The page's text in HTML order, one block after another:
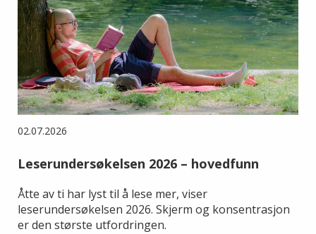
02.07.2026
Leserundersøkelsen 2026 – hovedfunn
Åtte av ti har lyst til å lese mer, viser
leserundersøkelsen 2026. Skjerm og konsentrasjon
er den største utfordringen.